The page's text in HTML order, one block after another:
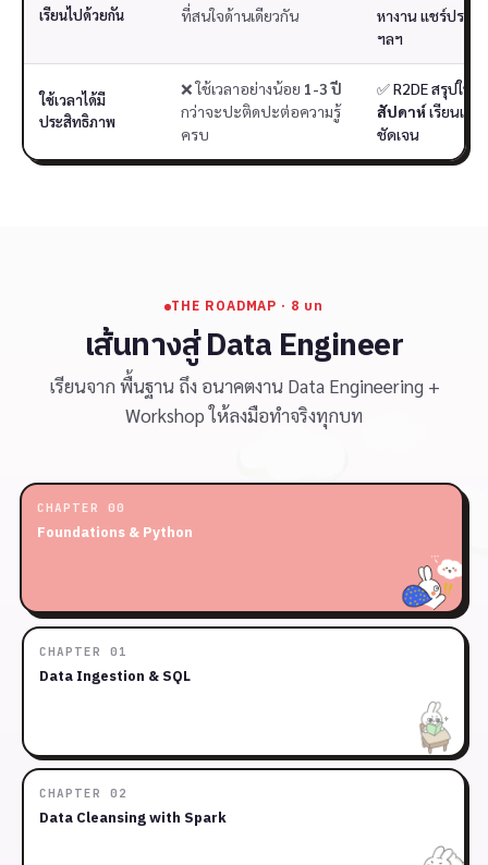
เรียนไปด้วยกัน
ที่สนใจด้านเดียวกัน
หางาน แชร์ประ
ฯลฯ
ใช้เวลาได้มี
ประสิทธิภาพ
❌ ใช้เวลาอย่างน้อย 1-3 ปี
กว่าจะปะติดปะต่อความรู้
ครบ
✅ R2DE สรุปให้เ
สัปดาห์เรียนเป็
ชัดเจน
THE ROADMAP · 8 บท
เส้นทางสู่ Data Engineer
เรียนจาก พื้นฐาน ถึง อนาคตงาน Data Engineering +
Workshop ให้ลงมือทำจริงทุกบท
CHAPTER 00
Foundations & Python
CHAPTER 01
Data Ingestion & SQL
CHAPTER 02
Data Cleansing with Spark